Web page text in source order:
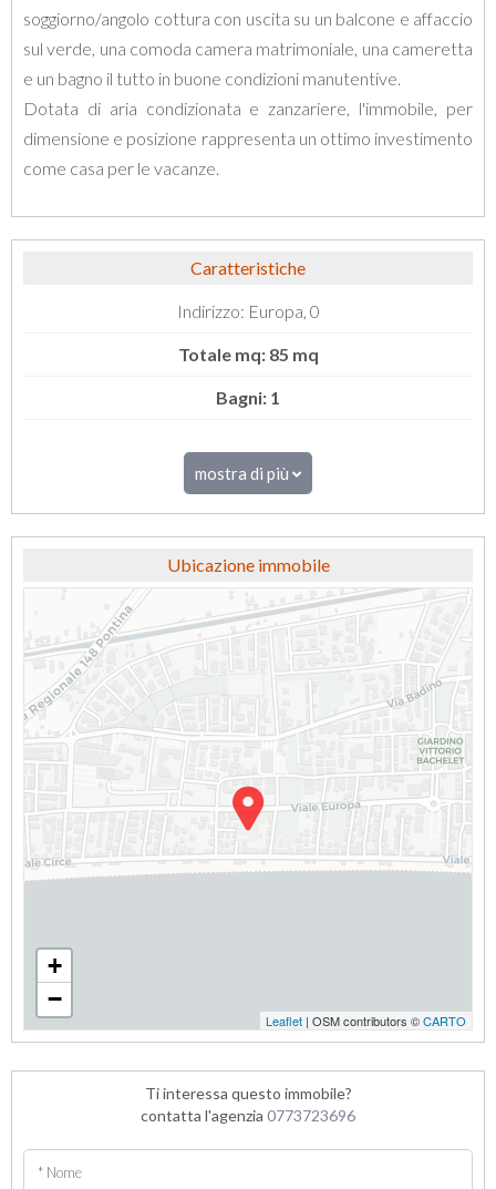
soggiorno/angolo cottura con uscita su un balcone e affaccio
sul verde, una comoda camera matrimoniale, una cameretta
e un bagno il tutto in buone condizioni manutentive.
Dotata di aria condizionata e zanzariere, l'immobile, per
dimensione e posizione rappresenta un ottimo investimento
come casa per le vacanze.
Caratteristiche
Indirizzo: Europa, 0
Totale mq: 85 mq
Bagni: 1
mostra di più
Ubicazione immobile
+
−
Leaflet | OSM contributors ©CARTO
Ti interessa questo immobile?
contatta l'agenzia 0773723696
* Nome